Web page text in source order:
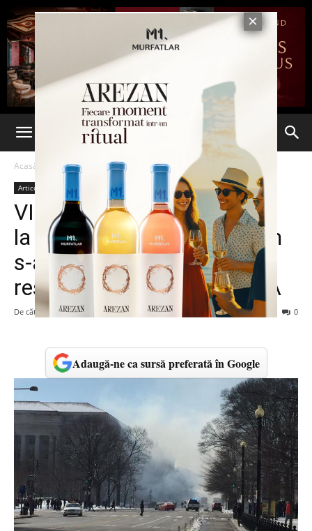
Acasă Articole
Articole
VIDEO. Alertă de securitate
la Casa Albă. Un nor de fum
s-a ridicat în apropierea
reședinței președintelui SUA
De către 7 martie 2015 0
Adaugă-ne ca sursă preferată în Google